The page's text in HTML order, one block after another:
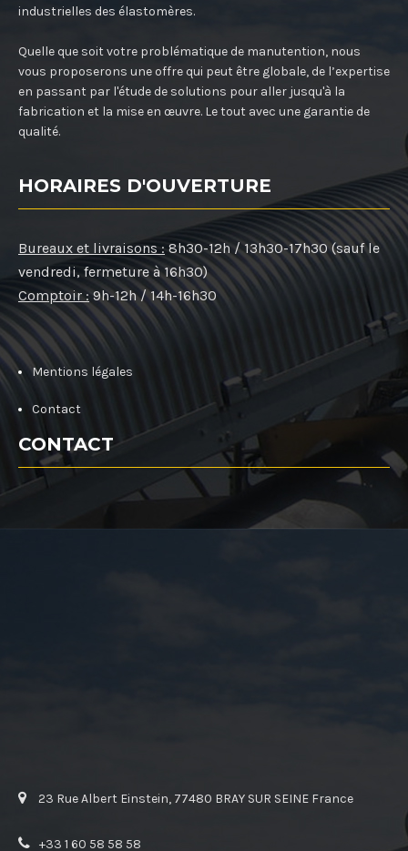
industrielles des élastomères.
Quelle que soit votre problématique de manutention, nous
vous proposerons une offre qui peut être globale, de l’expertise
en passant par l'étude de solutions pour aller jusqu'à la
fabrication et la mise en œuvre. Le tout avec une garantie de
qualité.
HORAIRES D'OUVERTURE
Bureaux et livraisons : 8h30-12h / 13h30-17h30 (sauf le
vendredi, fermeture à 16h30)
Comptoir : 9h-12h / 14h-16h30
Mentions légales
Contact
CONTACT
23 Rue Albert Einstein, 77480 BRAY SUR SEINE France
+33 1 60 58 58 58